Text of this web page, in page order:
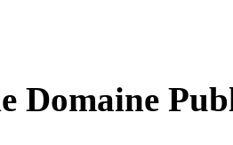
Domaine